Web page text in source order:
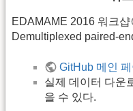
EDAMAME 2016 워크샵
Demultiplexed paired-
GitHub 메인 페
실제 데이터 다운
을 수 있다.